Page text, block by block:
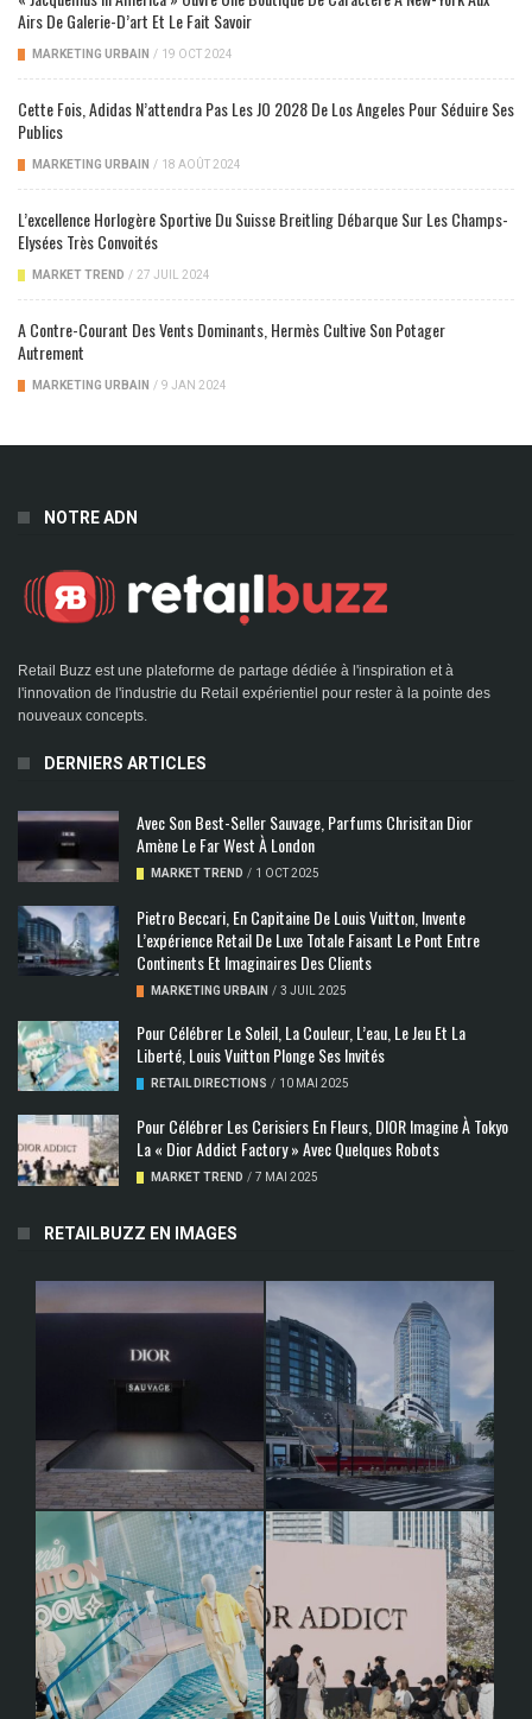
Airs De Galerie-D’art Et Le Fait Savoir
MARKETING URBAIN / 19 OCT 2024
Cette Fois, Adidas N’attendra Pas Les JO 2028 De Los Angeles Pour Séduire Ses
Publics
MARKETING URBAIN / 18 AOÛT 2024
L’excellence Horlogère Sportive Du Suisse Breitling Débarque Sur Les Champs-
Elysées Très Convoités
MARKET TREND / 27 JUIL 2024
A Contre-Courant Des Vents Dominants, Hermès Cultive Son Potager
Autrement
MARKETING URBAIN / 9 JAN 2024
NOTRE ADN
Retail Buzz est une plateforme de partage dédiée à l'inspiration et à
l'innovation de l'industrie du Retail expérientiel pour rester à la pointe des
nouveaux concepts.
DERNIERS ARTICLES
Avec Son Best-Seller Sauvage, Parfums Chrisitan Dior
Amène Le Far West À London
MARKET TREND / 1 OCT 2025
Pietro Beccari, En Capitaine De Louis Vuitton, Invente
L’expérience Retail De Luxe Totale Faisant Le Pont Entre
Continents Et Imaginaires Des Clients
MARKETING URBAIN / 3 JUIL 2025
Pour Célébrer Le Soleil, La Couleur, L’eau, Le Jeu Et La
Liberté, Louis Vuitton Plonge Ses Invités
RETAIL DIRECTIONS / 10 MAI 2025
Pour Célébrer Les Cerisiers En Fleurs, DIOR Imagine À Tokyo
La « Dior Addict Factory » Avec Quelques Robots
MARKET TREND / 7 MAI 2025
RETAILBUZZ EN IMAGES